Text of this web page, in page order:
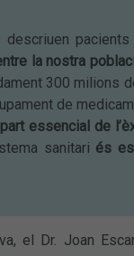
la nostra
300 milions
de
essencial de
sanitari és
el Dr. Joan